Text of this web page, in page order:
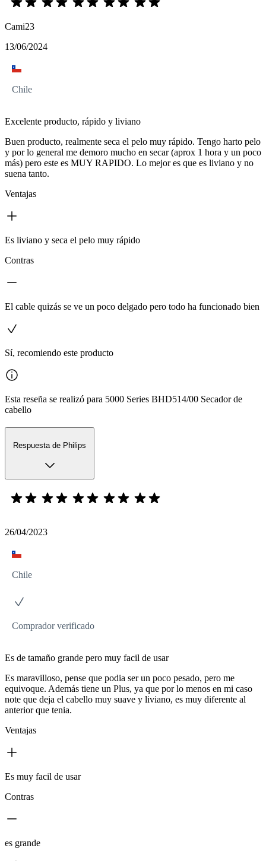
Cami23
13/06/2024
Chile
Excelente producto, rápido y liviano
Buen producto, realmente seca el pelo muy rápido. Tengo harto pelo
y por lo general me demoro mucho en secar (aprox 1 hora y un poco
más) pero este es MUY RAPIDO. Lo mejor es que es liviano y no
suena tanto.
Ventajas
Es liviano y seca el pelo muy rápido
Contras
El cable quizás se ve un poco delgado pero todo ha funcionado bien
Sí, recomiendo este producto
Esta reseña se realizó para 5000 Series BHD514/00 Secador de
cabello
Respuesta de Philips
26/04/2023
Chile
Comprador verificado
Es de tamaño grande pero muy facil de usar
Es maravilloso, pense que podia ser un poco pesado, pero me
equivoque. Además tiene un Plus, ya que por lo menos en mi caso
note que deja el cabello muy suave y liviano, es muy diferente al
anterior que tenia.
Ventajas
Es muy facil de usar
Contras
es grande